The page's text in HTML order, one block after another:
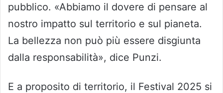
pubblico. «Abbiamo il dovere di pensare al
nostro impatto sul territorio e sul pianeta.
La bellezza non può più essere disgiunta
dalla responsabilità», dice Punzi.
E a proposito di territorio, il Festival 2025 si